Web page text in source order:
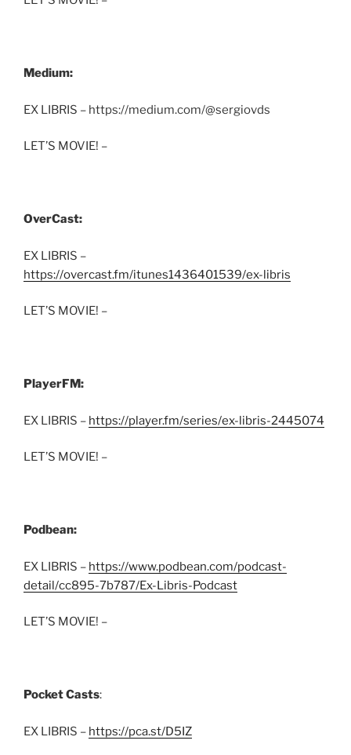
Medium:
EX LIBRIS – https://medium.com/@sergiovds
LET’S MOVIE! –
OverCast:
EX LIBRIS –
https://overcast.fm/itunes1436401539/ex-libris
LET’S MOVIE! –
PlayerFM:
EX LIBRIS – https://player.fm/series/ex-libris-2445074
LET’S MOVIE! –
Podbean:
EX LIBRIS – https://www.podbean.com/podcast-
detail/cc895-7b787/Ex-Libris-Podcast
LET’S MOVIE! –
Pocket Casts:
EX LIBRIS – https://pca.st/D5IZ